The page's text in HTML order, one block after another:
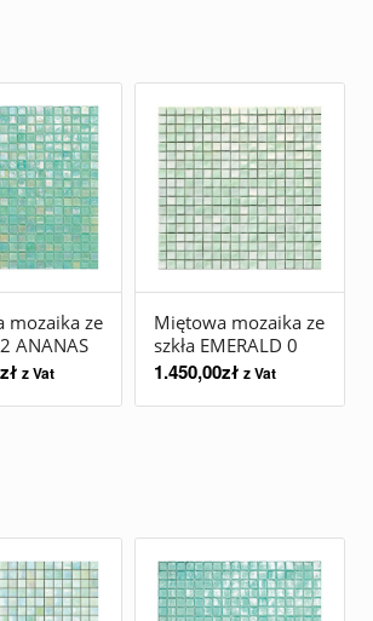
mozaika ze
ANANAS
zł z Vat
Miętowa mozaika ze
szkła EMERALD 0
1.450,00zł z Vat